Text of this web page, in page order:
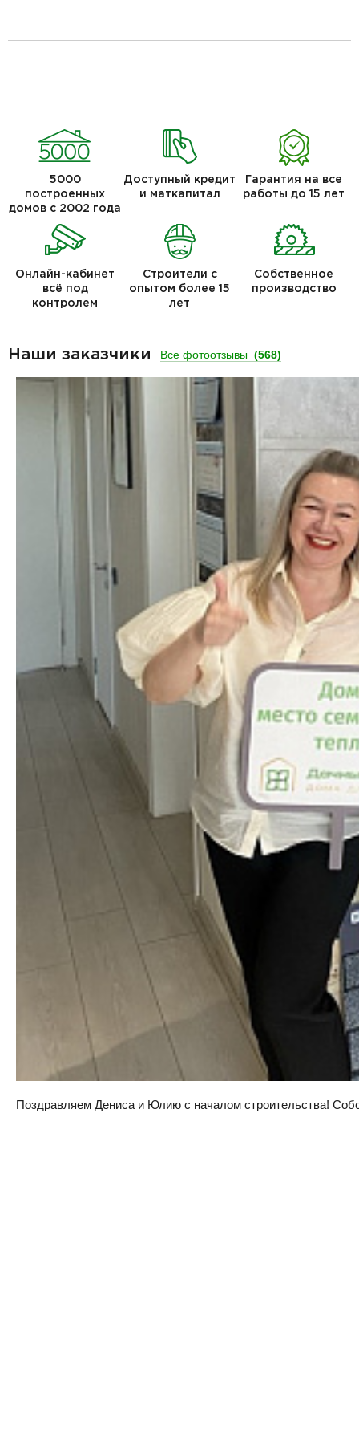
5000
построенных
домов с 2002 года
Доступный кредит
и маткапитал
Гарантия на все
работы до 15 лет
Онлайн-кабинет
всё под
контролем
Строители с
опытом более 15
лет
Собственное
производство
Наши заказчики Все фотоотзывы (568)
Поздравляем Дениса и Юлию с началом строительства!